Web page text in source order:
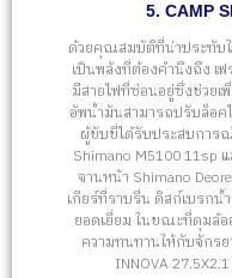
5. CAMP
ด้วยคุณสมบัติที่น่าประทับใ
เป็นพลังที่ต้องคำนึงถึง เ
มีสายไฟที่ซ่อนอยู่ซึ่งช่วยเ
อัพน้ำมันสามารถปรับล็อค
ผู้ขับขี่ได้รับประสบการ
Shimano M5100 11sp
จานหน้า Shimano
เกียร์ที่ราบรื่น ดิสก์เบรกน้
ยอดเยี่ยม ในขณะที่ดุมล้ออ
ความทนทานให้กับจักรย
INNOVA